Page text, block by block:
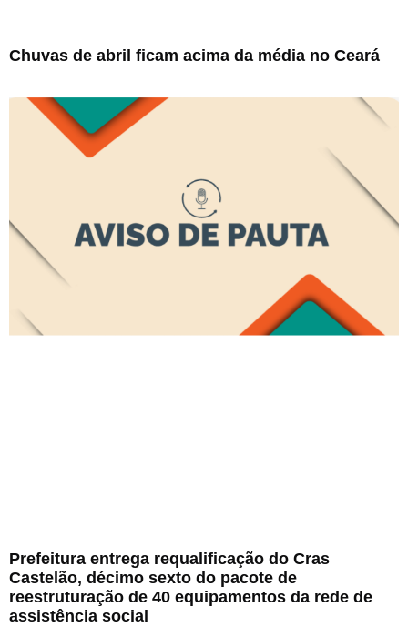
Chuvas de abril ficam acima da média no Ceará
Prefeitura entrega requalificação do Cras
Castelão, décimo sexto do pacote de
reestruturação de 40 equipamentos da rede de
assistência social